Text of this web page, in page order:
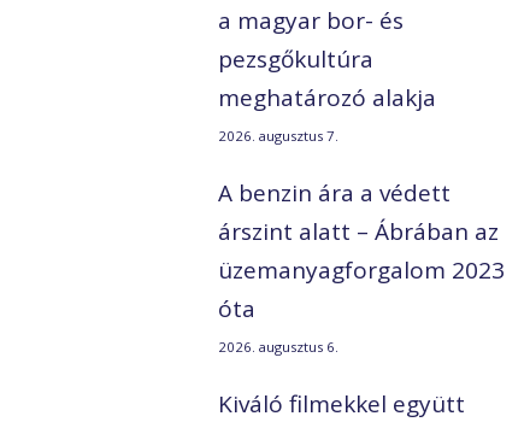
a magyar bor- és
pezsgőkultúra
meghatározó alakja
2026. augusztus 7.
A benzin ára a védett
árszint alatt – Ábrában az
üzemanyagforgalom 2023
óta
2026. augusztus 6.
Kiváló filmekkel együtt